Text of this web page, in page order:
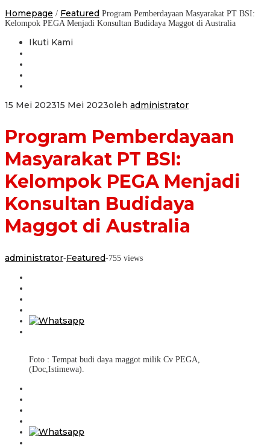
Homepage / Featured Program Pemberdayaan Masyarakat PT BSI:
Kelompok PEGA Menjadi Konsultan Budidaya Maggot di Australia
Ikuti Kami
15 Mei 202315 Mei 2023oleh administrator
Program Pemberdayaan
Masyarakat PT BSI:
Kelompok PEGA Menjadi
Konsultan Budidaya
Maggot di Australia
administrator-Featured-755 views
Foto : Tempat budi daya maggot milik Cv PEGA,
(Doc,Istimewa).